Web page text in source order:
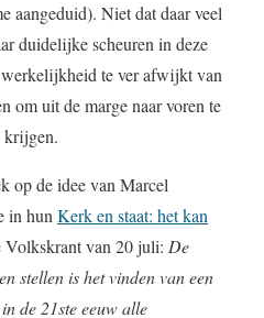
aangeduid). Niet dat daar veel
duidelijke scheuren in deze
te ver afwijkt van
om uit de marge naar voren te
krijgen.
op de idee van Marcel
in hun Kerk en staat: het kan
van 20 juli: De
stellen is het vinden van een
de 21ste eeuw alle